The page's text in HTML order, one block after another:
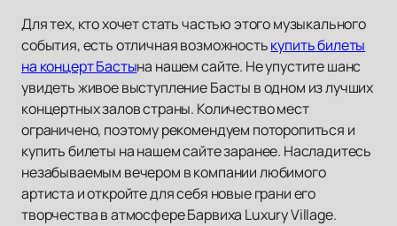
Для тех, кто хочет стать частью этого музыкального
события, есть отличная возможностькупить билеты
на концерт Бастына нашем сайте. Не упустите шанс
увидеть живое выступление Басты в одном из лучших
концертных залов страны. Количество мест
ограничено, поэтому рекомендуем поторопиться и
купить билеты на нашем сайте заранее. Насладитесь
незабываемым вечером в компании любимого
артиста и откройте для себя новые грани его
творчества в атмосфере Барвиха Luxury Village.